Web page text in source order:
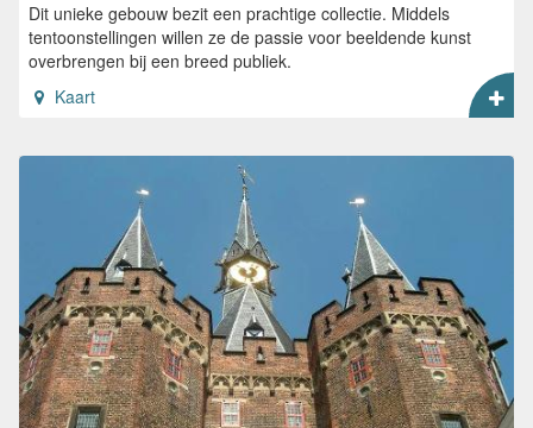
Dit unieke gebouw bezit een prachtige collectie. Middels
tentoonstellingen willen ze de passie voor beeldende kunst
overbrengen bij een breed publiek.
Kaart